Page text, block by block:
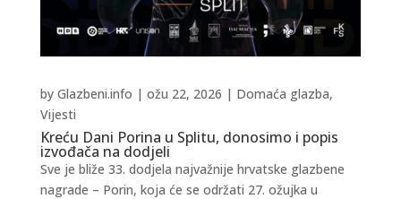
Kreću Dani Porina u Splitu, donosimo i popis
izvođača na dodjeli
by Glazbeni.info | ožu 22, 2026 | Domaća glazba,
Vijesti
Sve je bliže 33. dodjela najvažnije hrvatske glazbene
nagrade – Porin, koja će se održati 27. ožujka u